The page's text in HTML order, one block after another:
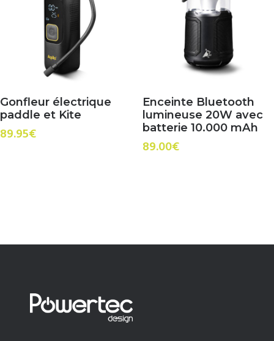
Gonfleur électrique
paddle et Kite
89.95€
Enceinte Bluetooth
lumineuse 20W avec
batterie 10.000 mAh
89.00€